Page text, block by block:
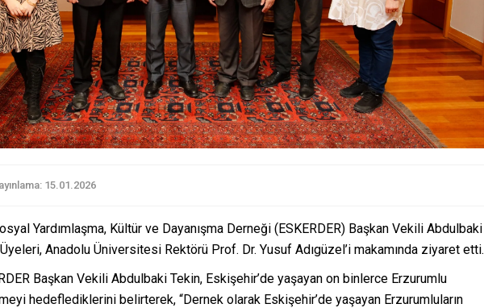
15.01.2026
Yardımlaşma, Kültür ve Dayanışma Derneği (ESKERDER) Başkan Vekili Abdulbaki
Anadolu Üniversitesi Rektörü Prof. Dr. Yusuf Adıgüzel’i makamında ziyaret etti.
Başkan Vekili Abdulbaki Tekin, Eskişehir’de yaşayan on binlerce Erzurumlu
hedeflediklerini belirterek, “Dernek olarak Eskişehir’de yaşayan Erzurumluların